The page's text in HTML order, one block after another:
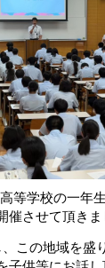
等学校の一年
催させて頂きま
この地域を盛